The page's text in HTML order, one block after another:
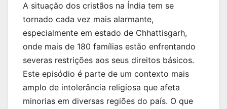
A situação dos cristãos na Índia tem se
tornado cada vez mais alarmante,
especialmente em estado de Chhattisgarh,
onde mais de 180 famílias estão enfrentando
severas restrições aos seus direitos básicos.
Este episódio é parte de um contexto mais
amplo de intolerância religiosa que afeta
minorias em diversas regiões do país. O que